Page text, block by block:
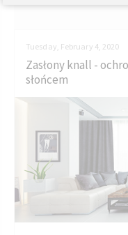
Tuesday, February 4, 2020
Zasłony knall -
słońcem